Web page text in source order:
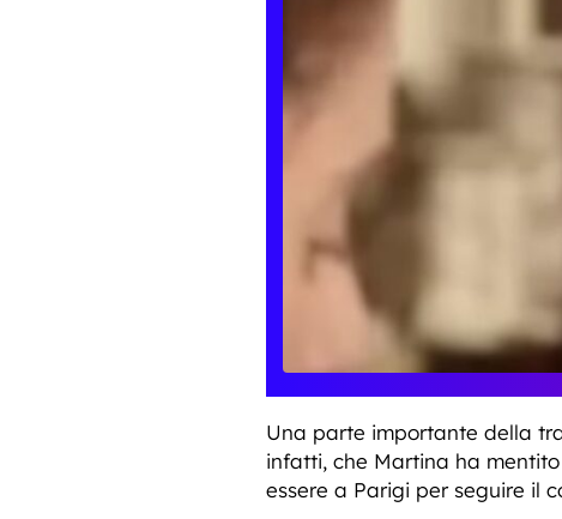
Una parte importante della
infatti, che Martina ha
essere a Parigi per seguire il